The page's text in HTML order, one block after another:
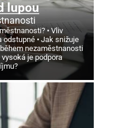
lupou
Vliv
odstupné
Jak snižuje
nezaměstnanosti
je podpora